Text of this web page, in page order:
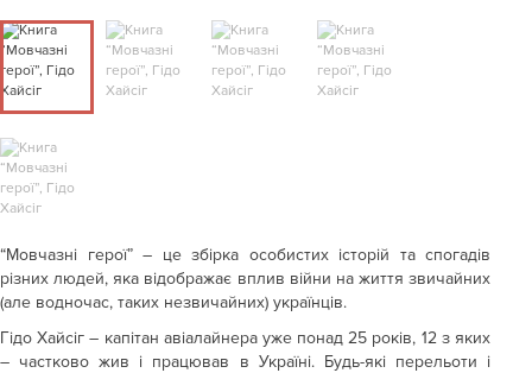
“Мовчазні герої” – це збірка особистих історій та спогадів
різних людей, яка відображає вплив війни на життя звичайних
(але водночас, таких незвичайних) українців.
Гідо Хайсіг – капітан авіалайнера уже понад 25 років, 12 з яких
– частково жив і працював в Україні. Будь-які перельоти і